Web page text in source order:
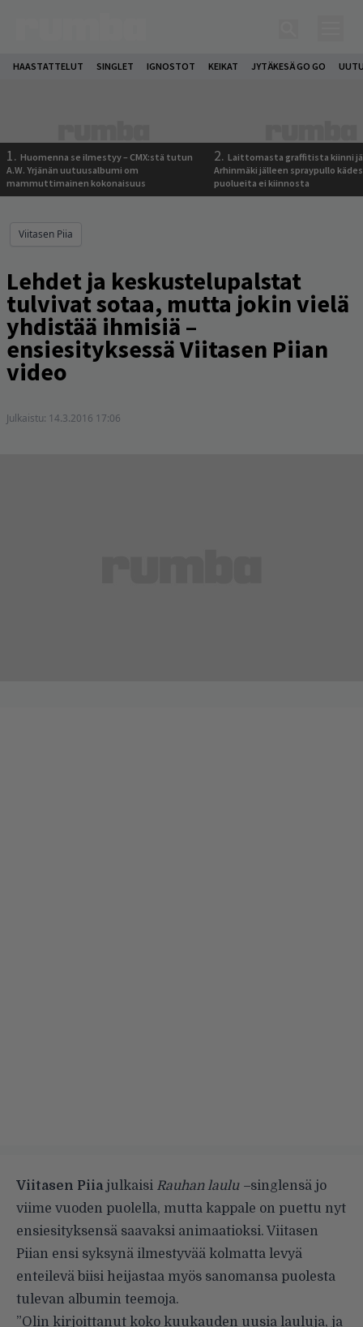
HAASTATTELUT SINGLET IGNOSTOT KEIKAT JYTÄKESÄ GO GO
1. Huomenna se ilmestyy – CMX:stä tutun
A.W. Yrjänän uutuusalbumi om
mammuttimainen kokonaisuus
2. Laittomasta graffitista kiinni
Arhinmäki jälleen spraypullo
puolueita ei kiinnosta
Viitasen Piia
Lehdet ja keskustelupalstat
tulvivat sotaa, mutta jokin vielä
yhdistää ihmisiä –
ensiesityksessä Viitasen Piian
video
Julkaistu: 14.3.2016 17:06
Viitasen Piiajulkaisi Rauhan laulu –singlensä jo
viime vuoden puolella, mutta kappale on puettu nyt
ensiesityksensä saavaksi animaatioksi. Viitasen
Piian ensi syksynä ilmestyvää kolmatta levyä
enteilevä biisi heijastaa myös sanomansa puolesta
tulevan albumin teemoja.
”Olin kirjoittanut koko kuukauden uusia lauluja, ja